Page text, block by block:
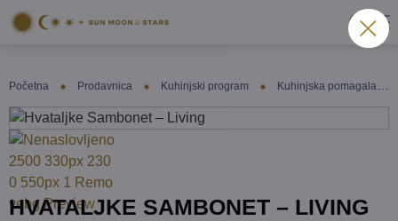
Početna Prodavnica Kuhinjski program Kuhinjska pomagala
HVATALJKE SAMBONET – LIVING